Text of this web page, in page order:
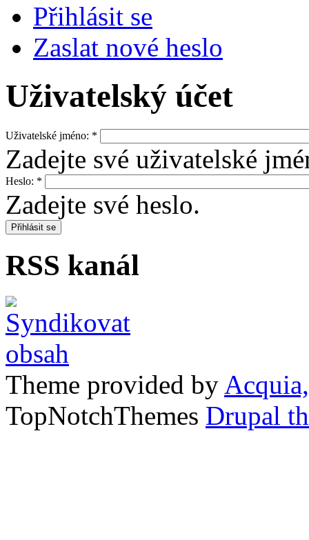
Přihlásit se
Zaslat nové heslo
Uživatelský účet
Uživatelské jméno: *
Zadejte své uživatelské
Heslo: *
Zadejte své heslo.
RSS kanál
Theme provided by
TopNotchThemes Drupal